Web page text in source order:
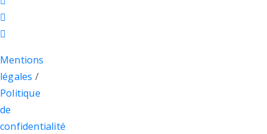
Mentions
légales /
Politique
de
confidentialité